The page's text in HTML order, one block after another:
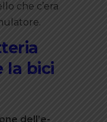
che c’era
la bici
dell’e-